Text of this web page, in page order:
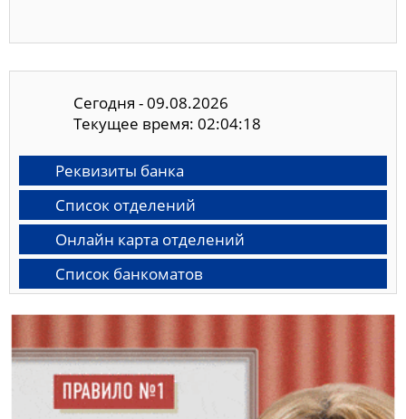
Сегодня - 09.08.2026
Текущее время: 02:04:19
Реквизиты банка
Список отделений
Онлайн карта отделений
Список банкоматов